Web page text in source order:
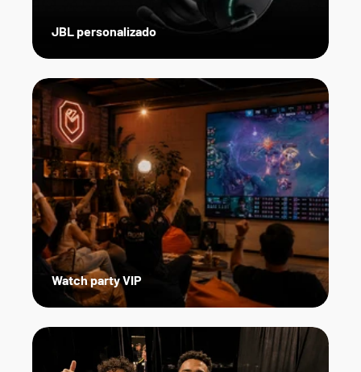
Watch party VIP
JBL personalizado